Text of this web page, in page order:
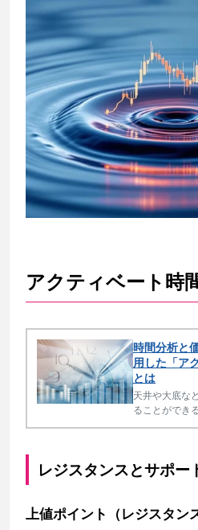
アクティベート時
時間分析と
用した「ア
とは
天井や大底な
ることができ
レジスタンスとサポー
上値ポイント（レジスタン